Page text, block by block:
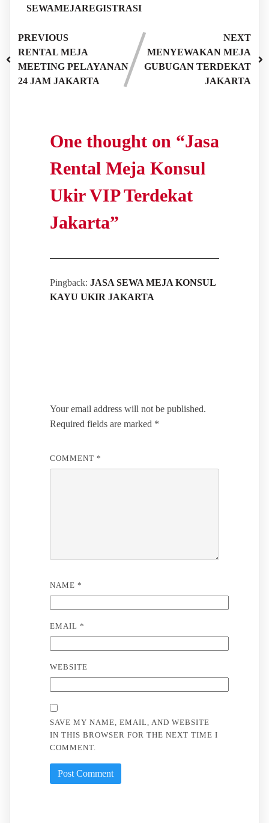
SEWAMEJAREGISTRASI
PREVIOUS
RENTAL MEJA
MEETING PELAYANAN
24 JAM JAKARTA
NEXT
MENYEWAKAN MEJA
GUBUGAN TERDEKAT
JAKARTA
One thought on “Jasa
Rental Meja Konsul
Ukir VIP Terdekat
Jakarta”
Pingback: JASA SEWA MEJA KONSUL
KAYU UKIR JAKARTA
Your email address will not be published.
Required fields are marked *
COMMENT *
NAME *
EMAIL *
WEBSITE
SAVE MY NAME, EMAIL, AND WEBSITE
IN THIS BROWSER FOR THE NEXT TIME I
COMMENT.